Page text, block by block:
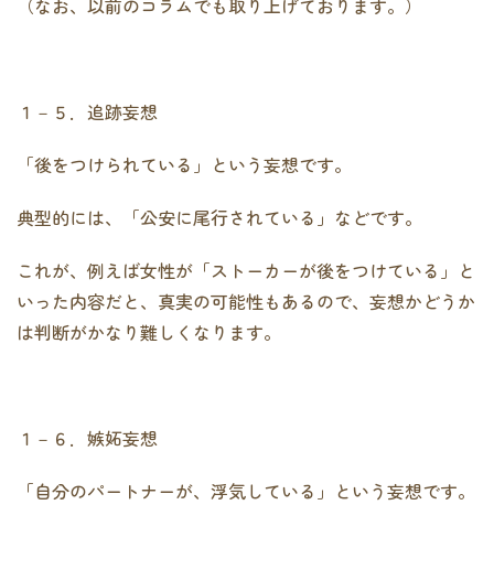
（なお、以前のコラムでも取り上げております。）
１－５．追跡妄想
「後をつけられている」という妄想です。
典型的には、「公安に尾行されている」などです。
これが、例えば女性が「ストーカーが後をつけている」と
いった内容だと、真実の可能性もあるので、妄想かどうか
は判断がかなり難しくなります。
１－６．嫉妬妄想
「自分のパートナーが、浮気している」という妄想です。